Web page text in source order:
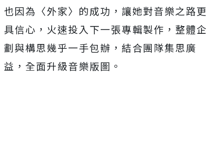
也因為〈外家〉的成功，讓她對音樂之路更
具信心， 火速投入下一張專輯製作，整體企
劃與構思幾乎一手包辦， 結合團隊集思廣
益，全面升級音樂版圖。